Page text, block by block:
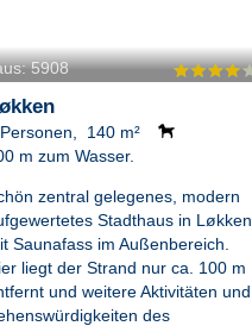
5908
140 m²
m zum Wasser.
zentral gelegenes, modern
Stadthaus in Løkken
Saunafass im Außenbereich.
liegt der Strand nur ca. 100 m
und weitere Aktivitäten und
des